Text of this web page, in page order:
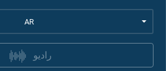
AR
راديو